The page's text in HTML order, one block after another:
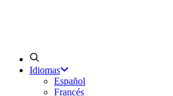
Idiomas
Español
Francés